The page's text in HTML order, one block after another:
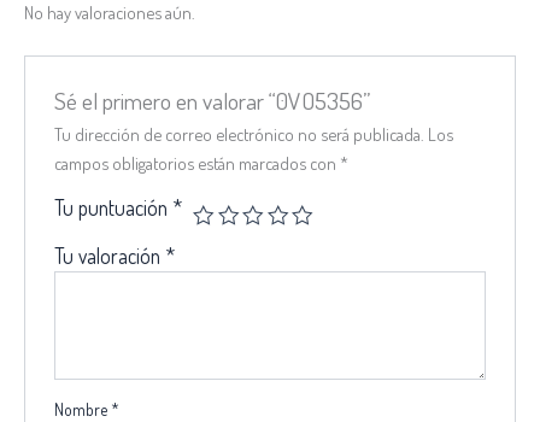
No hay valoraciones aún.
Sé el primero en valorar “0VO5356”
Tu dirección de correo electrónico no será publicada. Los
campos obligatorios están marcados con *
Tu puntuación *
Tu valoración *
Nombre *